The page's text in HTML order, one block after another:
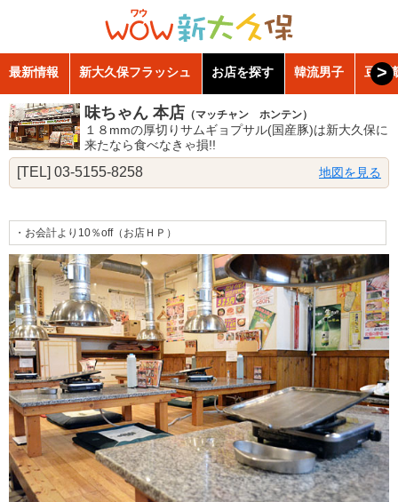
最新情報 新大久保フラッシュ お店を探す 韓流男子 豆知
>
味ちゃん 本店 （マッチャン ホンテン）
１８mmの厚切りサムギョプサル(国産豚)は新大久保に
来たなら食べなきゃ損!!
[TEL] 03-5155-8258 地図を見る
・お会計より10％off（お店ＨＰ）